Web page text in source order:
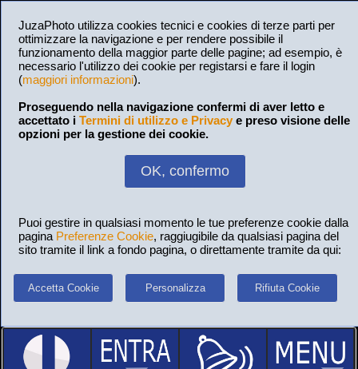
JuzaPhoto utilizza cookies tecnici e cookies di terze parti per
ottimizzare la navigazione e per rendere possibile il
funzionamento della maggior parte delle pagine; ad esempio, è
necessario l'utilizzo dei cookie per registarsi e fare il login
(maggiori informazioni).
Proseguendo nella navigazione confermi di aver letto e
accettato i Termini di utilizzo e Privacy e preso visione delle
opzioni per la gestione dei cookie.
OK, confermo
Puoi gestire in qualsiasi momento le tue preferenze cookie dalla
pagina Preferenze Cookie, raggiugibile da qualsiasi pagina del
sito tramite il link a fondo pagina, o direttamente tramite da qui:
Accetta Cookie Personalizza Rifiuta Cookie